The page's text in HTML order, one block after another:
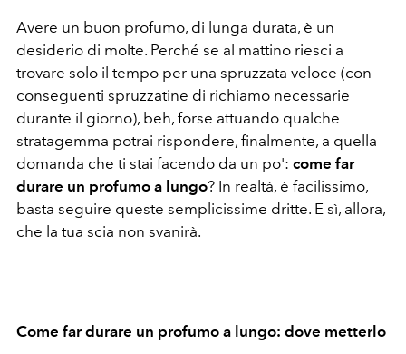
Avere un buon profumo, di lunga durata, è un
desiderio di molte. Perché se al mattino riesci a
trovare solo il tempo per una spruzzata veloce (con
conseguenti spruzzatine di richiamo necessarie
durante il giorno), beh, forse attuando qualche
stratagemma potrai rispondere, finalmente, a quella
domanda che ti stai facendo da un po': come far
durare un profumo a lungo? In realtà, è facilissimo,
basta seguire queste semplicissime dritte. E sì, allora,
che la tua scia non svanirà.
Come far durare un profumo a lungo: dove metterlo